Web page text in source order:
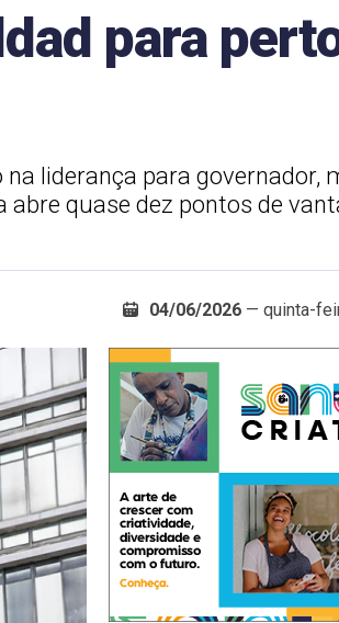
para
liderança para governador,
abre quase dez pontos de
04/06/2026 — quinta-